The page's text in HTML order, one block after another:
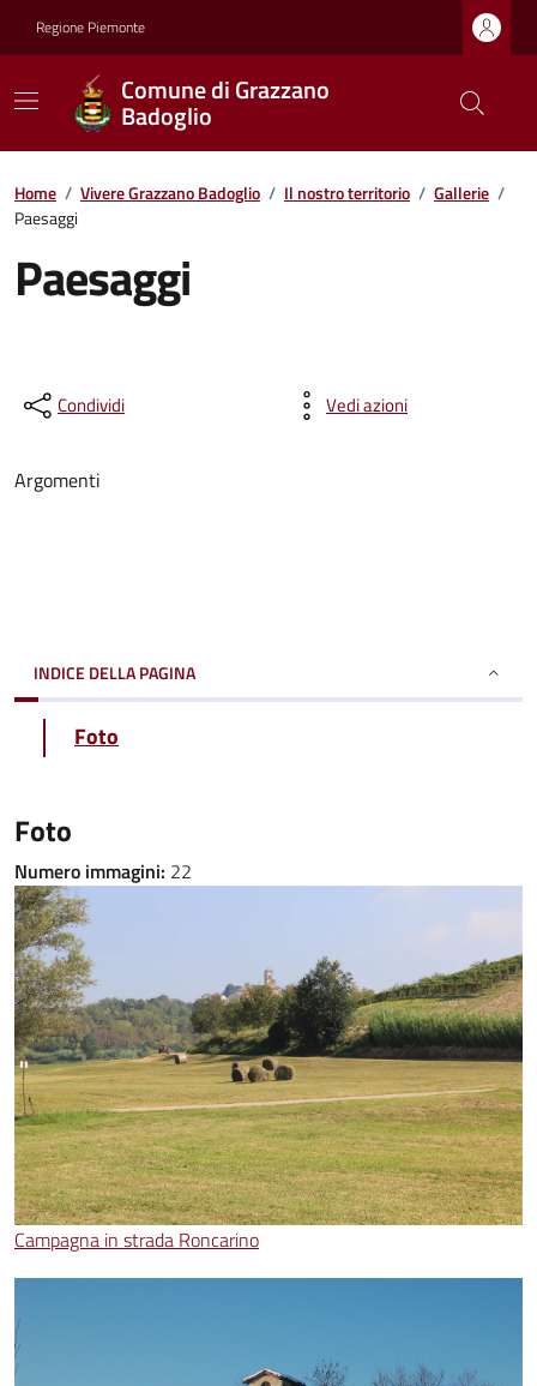
Regione Piemonte
Comune di Grazzano
Badoglio
Home / Vivere Grazzano Badoglio / Il nostro territorio / Gallerie /
Paesaggi
Paesaggi
Condividi Vedi azioni
Argomenti
INDICE DELLA PAGINA
Foto
Foto
Numero immagini: 22
Campagna in strada Roncarino